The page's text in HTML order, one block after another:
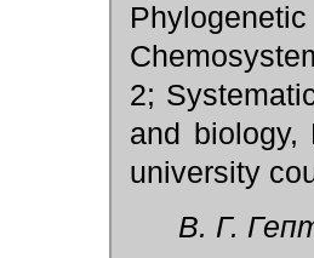
2;
and biology,
university
В. Г.